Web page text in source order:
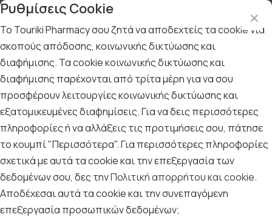
Αρχική / ΓΥΝΑΙΚΑ / Συμπληρώματα διατροφής για τη γυναίκα
/ Ουροποιητικό Σύστημα γυναίκας
Ουροποιητικό Σύστημα
γυναίκας
ΠΡΟΪΟΝΤΑ
Ταξινόμηση
Ρυθμίσεις Cookie
Το Touriki Pharmacy σου ζητά να αποδεχτείς τα cookie για
σκοπούς απόδοσης, κοινωνικής δικτύωσης και
διαφήμισης. Τα cookie κοινωνικής δικτύωσης και
διαφήμισης παρέχονται από τρίτα μέρη για να σου
προσφέρουν λειτουργίες κοινωνικής δικτύωσης και
εξατομικευμένες διαφημίσεις. Για να δεις περισσότερες
πληροφορίες ή να αλλάξεις τις προτιμήσεις σου, πάτησε
το κουμπί "Περισσότερα". Για περισσότερες πληροφορίες
σχετικά με αυτά τα cookie και την επεξεργασία των
δεδομένων σου, δες τηνΠολιτική απορρήτου και cookie.
Αποδέχεσαι αυτά τα cookie και την συνεπαγόμενη
επεξεργασία προσωπικών δεδομένων;